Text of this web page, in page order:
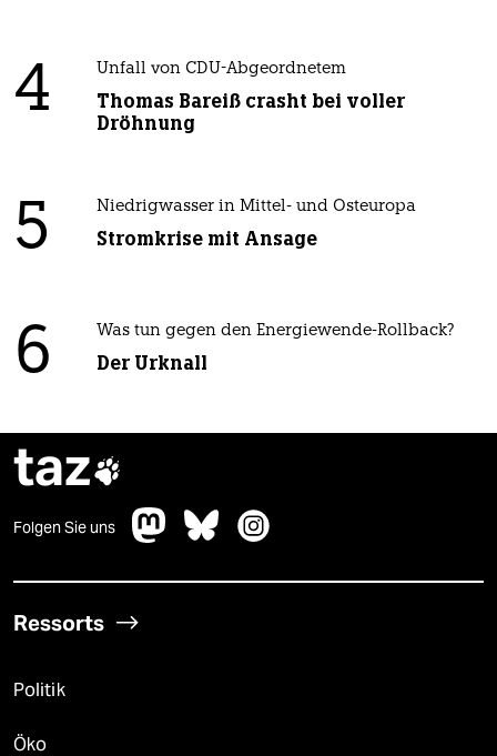
4 Unfall von CDU-Abgeordnetem
Thomas Bareiß crasht bei voller
Dröhnung
5 Niedrigwasser in Mittel- und Osteuropa
Stromkrise mit Ansage
6 Was tun gegen den Energiewende-Rollback?
Der Urknall
taz
Folgen Sie uns
Ressorts
Politik
Öko